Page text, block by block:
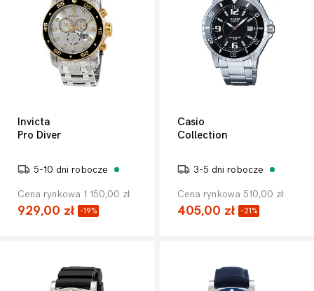
Invicta
Pro Diver
5-10 dni robocze
Cena rynkowa 1 150,00 zł
929,00 zł -19%
Casio
Collection
3-5 dni robocze
Cena rynkowa 510,00 zł
405,00 zł -21%